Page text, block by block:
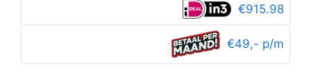
€3,099.95.
is:
€2,699.95.
€915.98
€49,- p/m